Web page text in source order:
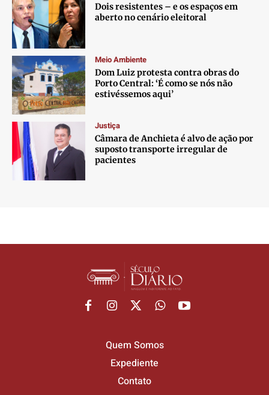
Dois resistentes – e os espaços em
aberto no cenário eleitoral
Meio Ambiente
Dom Luiz protesta contra obras do
Porto Central: ‘É como se nós não
estivéssemos aqui’
Justiça
Câmara de Anchieta é alvo de ação por
suposto transporte irregular de
pacientes
Quem Somos
Expediente
Contato